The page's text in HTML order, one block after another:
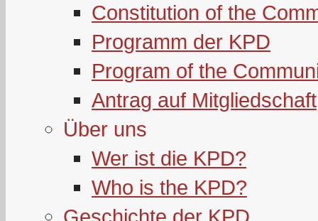
Constitution of the
Programm der KPD
Program of the
Antrag auf Mitgliedschaft
Über uns
Wer ist die KPD?
Who is the KPD?